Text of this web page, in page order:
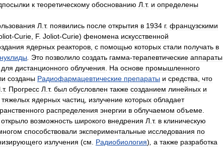
к теоретическому обоснованию Л т. и определены
Л т. появились после открытия в 1934 г. французскими
-Curie F. Joliot-Curie) феномена искусственной
ядерных реакторов с помощью которых стали получать в
Это позволило создать гамма-терапевтические аппараты
для дистанционного облучения На основе промышленного
созданы Радиофармацевтические препараты и средства что
т. Прогресс Л т. был обусловлен также созданием линейных и
тяжелых ядерных частиц излучение которых обладает
распределения энергии в облучаемом объеме
открыло возможность широкого внедрения Л т. в клиническую
способствовали экспериментальные исследования по
излучения (см Радиобиология) а также разработка